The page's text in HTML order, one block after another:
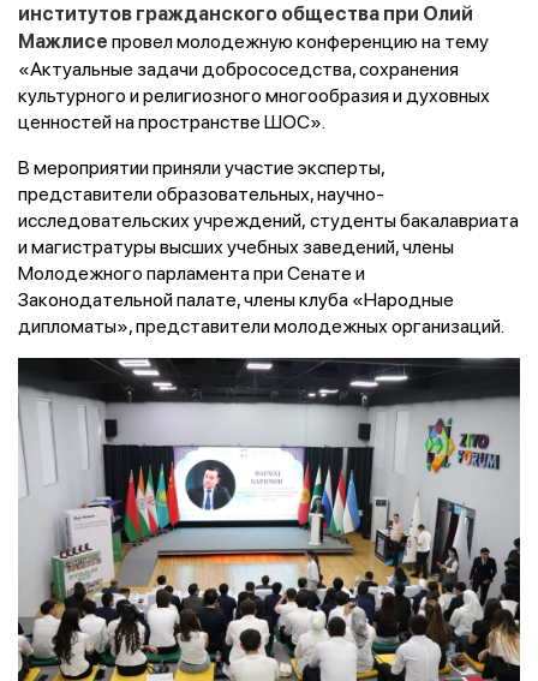
институтов гражданского общества при Олий
Мажлисе провел молодежную конференцию на тему
«Актуальные задачи добрососедства, сохранения
культурного и религиозного многообразия и духовных
ценностей на пространстве ШОС».
В мероприятии приняли участие эксперты,
представители образовательных, научно-
исследовательских учреждений, студенты бакалавриата
и магистратуры высших учебных заведений, члены
Молодежного парламента при Сенате и
Законодательной палате, члены клуба «Народные
дипломаты», представители молодежных организаций.